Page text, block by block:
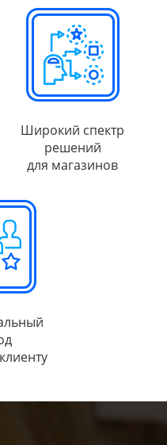
Широкий спектр
решений
для магазинов